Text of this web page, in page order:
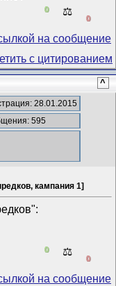
0 ⚖️
0
^
28.01.2015
595
кампания 1]
0 ⚖️
0